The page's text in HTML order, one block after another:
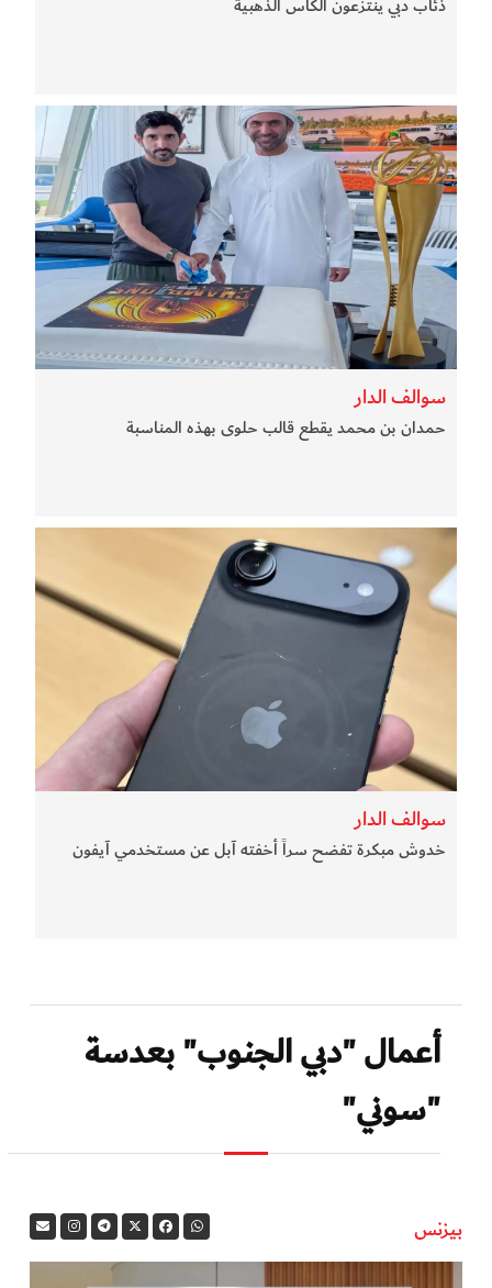
سوالف الدار
حمدان بن محمد يقطع قالب حلوى بهذه المناسبة
سوالف الدار
خدوش مبكرة تفضح سراً أخفته آبل عن مستخدمي آيفون
أعمال "دبي الجنوب" بعدسة
"سوني"
بيزنس